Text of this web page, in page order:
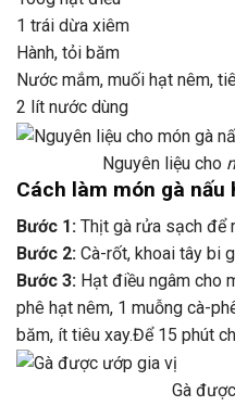
1 trái dừa xiêm
Hành, tỏi băm
Nước mắm, muối hạt nêm,
2 lít nước dùng
Nguyên liệu cho
Cách làm món gà nấu
Bước 1: Thịt gà rửa sạch để
Bước 2: Cà-rốt, khoai tây bi
Bước 3: Hạt điều ngâm cho
phê hạt nêm, 1 muỗng cà-
băm, ít tiêu xay.Để 15 phút
Gà